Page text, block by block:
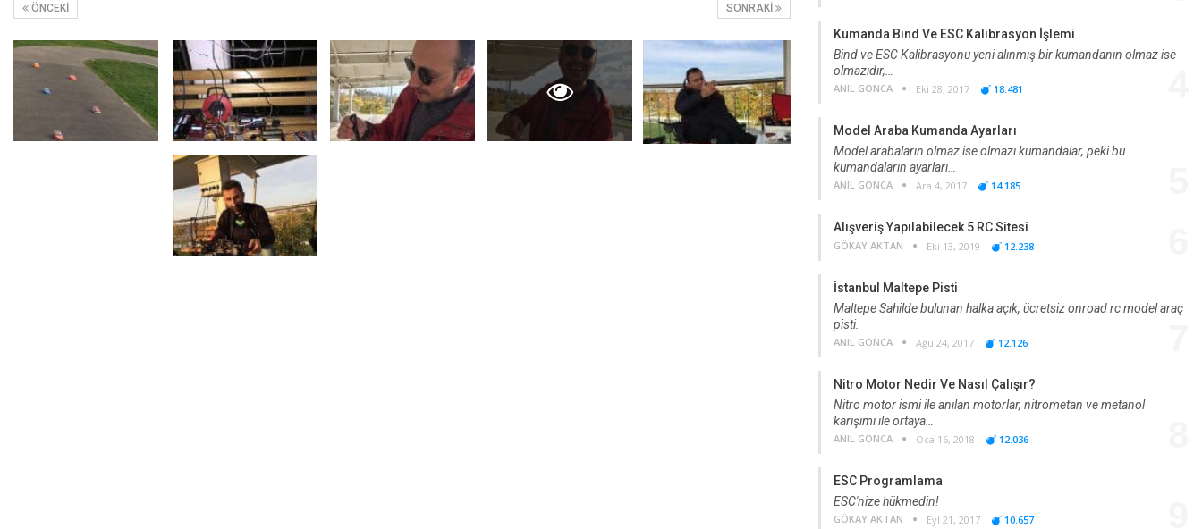
SONRAKI
ÖNCEKI
Kumanda Bind Ve ESC Kalibrasyon İşlemi
Bind ve ESC Kalibrasyonu yeni alınmış bir kumandanın olmaz ise
olmazıdır,…
ANIL GONCA Eki 28, 2017 18.481
Model Araba Kumanda Ayarları
Model arabaların olmaz ise olmazı kumandalar, peki bu
kumandaların ayarları…
ANIL GONCA Ara 4, 2017 14.185
Alışveriş Yapılabilecek 5 RC Sitesi
GÖKAY AKTAN Eki 13, 2019 12.238
İstanbul Maltepe Pisti
Maltepe Sahilde bulunan halka açık, ücretsiz onroad rc model araç
pisti.
ANIL GONCA Ağu 24, 2017 12.126
Nitro Motor Nedir Ve Nasıl Çalışır?
Nitro motor ismi ile anılan motorlar, nitrometan ve metanol
karışımı ile ortaya…
ANIL GONCA Oca 16, 2018 12.036
ESC Programlama
ESC'nize hükmedin!
GÖKAY AKTAN Eyl 21, 2017 10.657